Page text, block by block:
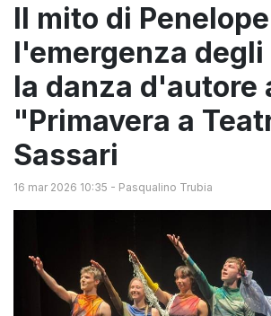
Il mito di
l'emergenza
la danza d'autore
"Primavera a
Sassari
16 mar 2026 10:35 - Pasqualino Trubia